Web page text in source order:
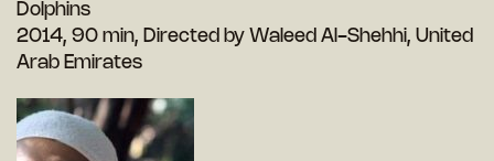
Dolphins
2014, 90 min, Directed by Waleed Al-Shehhi, United
Arab Emirates